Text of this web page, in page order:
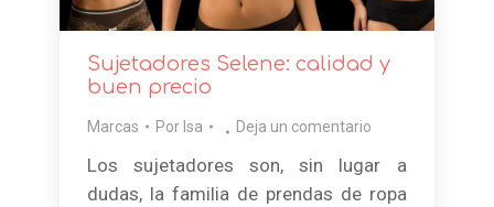
Sujetadores Selene: calidad y
buen precio
Marcas Por Isa Deja un comentario
Los sujetadores son, sin lugar a
dudas, la familia de prendas de ropa